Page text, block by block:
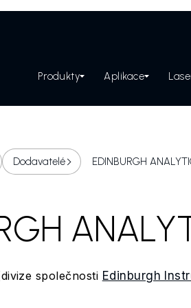
Produkty Aplikace
Dodavatelé EDINBURGH
společnosti Edinburgh